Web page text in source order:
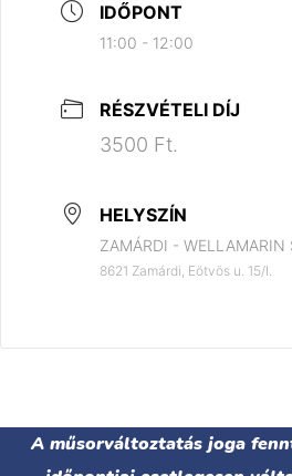
IDŐPONT
11:00 - 12:00
RÉSZVÉTELI DÍJ
3500 Ft.
HELYSZÍN
ZAMÁRDI - WELLAMARIN
8621 Zamárdi, Eötvös u. 15/I.
A műsorváltoztatás joga